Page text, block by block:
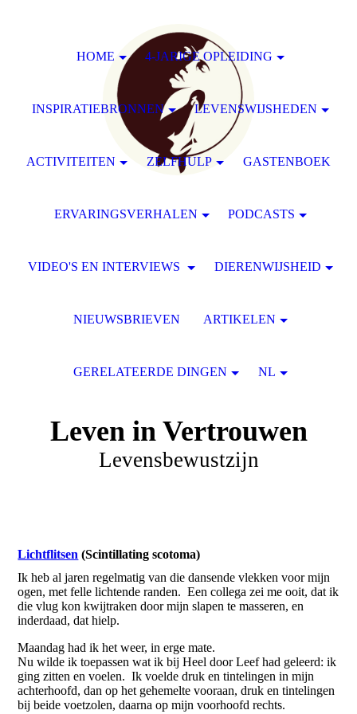
Leven in Vertrouwen
Levensbewustzijn
Lichtflitsen (Scintillating scotoma)
Ik heb al jaren regelmatig van die dansende vlekken voor mijn
ogen, met felle lichtende randen. Een collega zei me ooit, dat ik
die vlug kon kwijtraken door mijn slapen te masseren, en
inderdaad, dat hielp.
Maandag had ik het weer, in erge mate.
Nu wilde ik toepassen wat ik bij Heel door Leef had geleerd: ik
ging zitten en voelen. Ik voelde druk en tintelingen in mijn
achterhoofd, dan op het gehemelte vooraan, druk en tintelingen
bij beide voetzolen, daarna op mijn voorhoofd rechts.
HOME 4-JARIGE OPLEIDING
INSPIRATIEBRONNEN LEVENSWIJSHEDEN
ACTIVITEITEN ZELFHULP GASTENBOEK
ERVARINGSVERHALEN PODCASTS
VIDEO'S EN INTERVIEWS DIERENWIJSHEID
NIEUWSBRIEVEN ARTIKELEN
GERELATEERDE DINGEN NL